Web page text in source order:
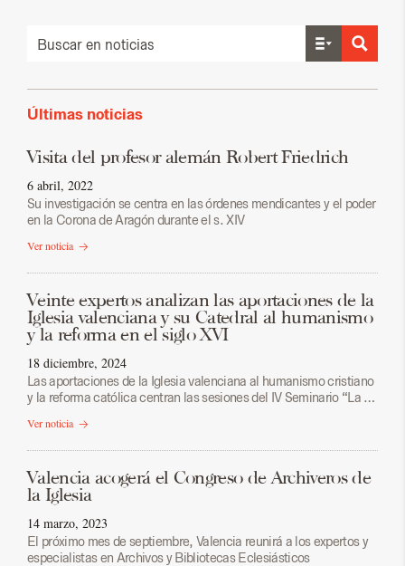
Últimas noticias
Visita del profesor alemán Robert Friedrich
6 abril, 2022
Su investigación se centra en las órdenes mendicantes y el poder
en la Corona de Aragón durante el s. XIV
Ver noticia
Veinte expertos analizan las aportaciones de la
Iglesia valenciana y su Catedral al humanismo
y la reforma en el siglo XVI
18 diciembre, 2024
Las aportaciones de la Iglesia valenciana al humanismo cristiano
y la reforma católica centran las sesiones del IV Seminario “La …
Ver noticia
Valencia acogerá el Congreso de Archiveros de
la Iglesia
14 marzo, 2023
El próximo mes de septiembre, Valencia reunirá a los expertos y
especialistas en Archivos y Bibliotecas Eclesiásticos